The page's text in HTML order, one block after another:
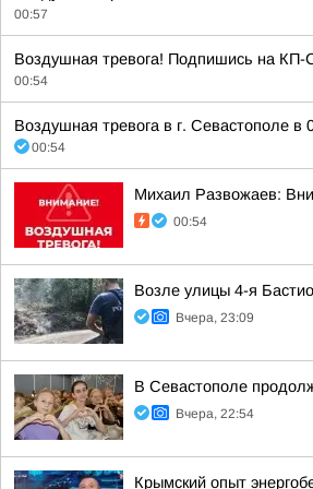
00:57
Воздушная тревога! Подпишись на КП-
00:54
Воздушная тревога в г. Севастополе в
00:54
Михаил Развожаев:
00:54
Возле улицы 4-я
Вчера, 23:09
В Севастополе
Вчера, 22:54
Крымский опыт